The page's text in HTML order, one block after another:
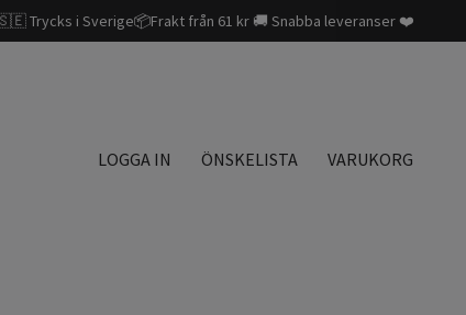
Trycks i Sverige📦Frakt från 61 kr 🚚 Snabba leveranser ❤️
LOGGA IN ÖNSKELISTA VARUKORG